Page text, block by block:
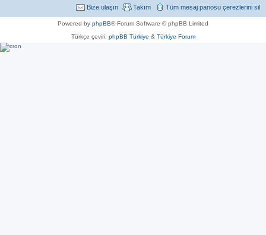
Tüm mesaj panosu çerezlerini sil
Takım
Bize ulaşın
Powered by phpBB® Forum Software © phpBB Limited
Türkçe çeviri: phpBB Türkiye & Türkiye Forum